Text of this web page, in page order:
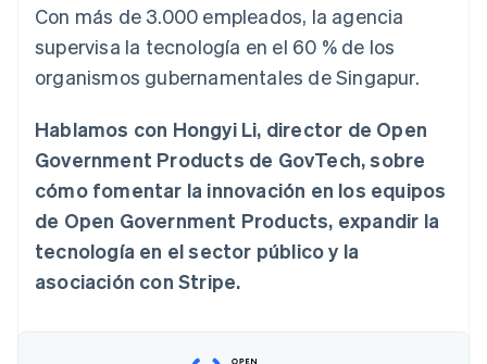
Radar
Prevención de fraude
Atlas
Climate
Eliminación de dióxido de carbono
Identity
Stripe Sessions 2026
Descubre cómo Stripe está construyendo la
Sector público
Comercio minorista
Socios
Con más de 3.000 empleados, la agencia
supervisa la tecnología en el 60 % de los
organismos gubernamentales de Singapur.
Hablamos con Hongyi Li, director de Open
Government Products de GovTech, sobre
cómo fomentar la innovación en los equipos
de Open Government Products, expandir la
tecnología en el sector público y la
asociación con Stripe.